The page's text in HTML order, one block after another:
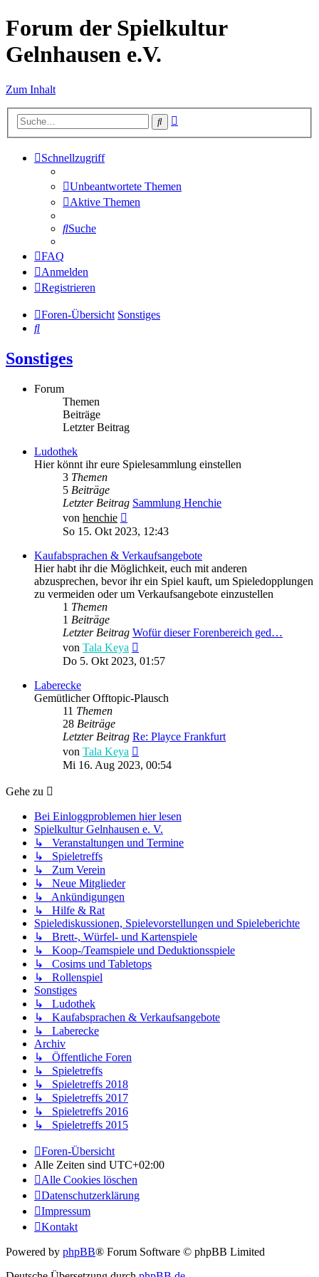
Forum der Spielkultur
Gelnhausen e.V.
Zum Inhalt
Suche
Schnellzugriff
Unbeantwortete Themen
Aktive Themen
Suche
FAQ
Anmelden
Registrieren
Foren-Übersicht Sonstiges
Suche
Sonstiges
Forum
Themen
Beiträge
Letzter Beitrag
Ludothek
Hier könnt ihr eure Spielesammlung einstellen
3 Themen
5 Beiträge
Letzter Beitrag Sammlung Henchie
von henchie
Beitrag
So 15. Okt 2023, 12:43
Kaufabsprachen & Verkaufsangebote
Hier habt ihr die Möglichkeit, euch mit anderen
abzusprechen, bevor ihr ein Spiel kauft, um Spieledopplungen
zu vermeiden oder um Verkaufsangebote einzustellen
1 Themen
1 Beiträge
Letzter Beitrag Wofür dieser Forenbereich ged…
von Tala Keya
Beitrag
Do 5. Okt 2023, 01:57
Laberecke
Gemütlicher Offtopic-Plausch
11 Themen
28 Beiträge
Letzter Beitrag Re: Playce Frankfurt
von Tala Keya
Beitrag
Mi 16. Aug 2023, 00:54
Gehe zu
Bei Einloggproblemen hier lesen
Spielkultur Gelnhausen e. V.
↳ Veranstaltungen und Termine
↳ Spieletreffs
↳ Zum Verein
↳ Neue Mitglieder
↳ Ankündigungen
↳ Hilfe & Rat
Spielediskussionen, Spielevorstellungen und Spieleberichte
↳ Brett-, Würfel- und Kartenspiele
↳ Koop-/Teamspiele und Deduktionsspiele
↳ Cosims und Tabletops
↳ Rollenspiel
Sonstiges
↳ Ludothek
↳ Kaufabsprachen & Verkaufsangebote
↳ Laberecke
Archiv
↳ Öffentliche Foren
↳ Spieletreffs
↳ Spieletreffs 2018
↳ Spieletreffs 2017
↳ Spieletreffs 2016
↳ Spieletreffs 2015
Foren-Übersicht
Alle Zeiten sind UTC+02:00
Alle Cookies löschen
Datenschutzerklärung
Impressum
Kontakt
Powered by phpBB® Forum Software © phpBB Limited